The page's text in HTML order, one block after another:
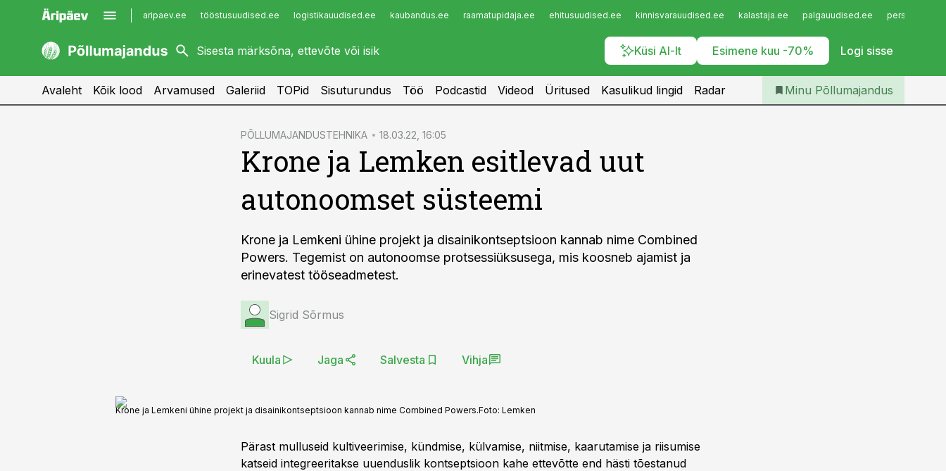
aripaev.ee tööstusuudised.ee logistikauudised.ee kaubandus.ee raamatupidaja.ee ehitusuudised.ee kinnisvarauudised.ee kalastaja.ee palgauudised.ee
Küsi AI-lt Esimene kuu -70% Logi sisse
kaubandus.ee
kinnisvarauudised.ee
imelineajalugu.ee
Infopank
Iseteenindus
Telli Põllumajandus
Avaleht Kõik lood Arvamused Galeriid TOPid Sisuturundus Töö Podcastid Videod Üritused Kasulikud lingid Radar Minu Põllumajandus
PÕLLUMAJANDUSTEHNIKA 18.03.22, 16:05
Krone ja Lemken esitlevad uut
autonoomset süsteemi
Krone ja Lemkeni ühine projekt ja disainikontseptsioon kannab nime Combined
Powers. Tegemist on autonoomse protsessiüksusega, mis koosneb ajamist ja
erinevatest tööseadmetest.
Sigrid Sõrmus
Kuula Jaga Salvesta Vihja
Krone ja Lemkeni ühine projekt ja disainikontseptsioon kannab nime Combined Powers.Foto: Lemken
Pärast mulluseid kultiveerimise, kündmise, külvamise, niitmise, kaarutamise ja riisumise
katseid integreeritakse uuenduslik kontseptsioon kahe ettevõtte end hästi tõestanud